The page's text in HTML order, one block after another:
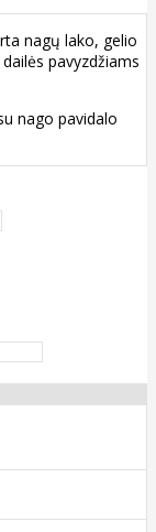
nagų lako, gelio
pavyzdžiams
nago pavidalo